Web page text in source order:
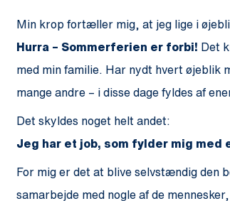
Min krop fortæller mig, at jeg lige i
Hurra – Sommerferien er forbi! Det
med min familie. Har nydt hvert øjeblik
mange andre – i disse dage fyldes af
Det skyldes noget helt andet:
Jeg har et job, som fylder mig med
For mig er det at blive selvstændig den
samarbejde med nogle af de